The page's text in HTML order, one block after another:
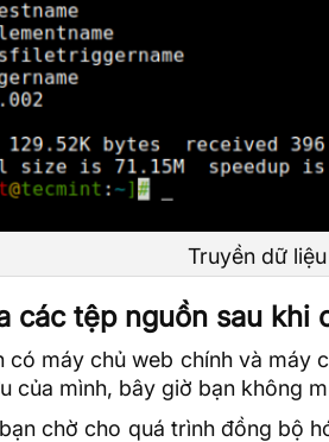
Truyền dữ
các tệp nguồn sau khi
có máy chủ web chính và máy
của mình, bây giờ bạn không
chờ cho quá trình đồng bộ